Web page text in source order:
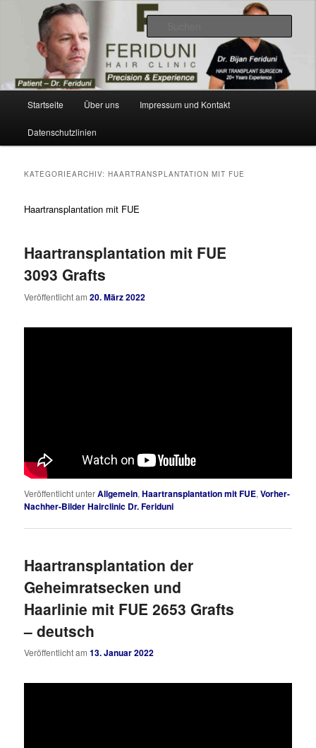
sekundären
Dr. Feriduni Haartransplantation –
Blog Schweiz
Videos, Resultate, Bilder
Startseite Über uns Impressum und Kontakt
Datenschutzlinien
KATEGORIEARCHIV:HAARTRANSPLANTATION MIT FUE
Haartransplantation mit FUE
Haartransplantation mit FUE
3093 Grafts
Veröffentlicht am20. März 2022
Veröffentlicht unterAllgemein,Haartransplantation mit FUE,Vorher-
Nachher-Bilder Hairclinic Dr. Feriduni
Haartransplantation der
Geheimratsecken und
Haarlinie mit FUE 2653 Grafts
– deutsch
Veröffentlicht am13. Januar 2022